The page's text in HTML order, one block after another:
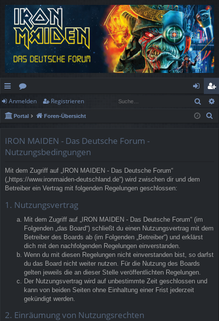
ch
ne
ug
rif
f
or
en
n
m
eg
ist
Anmelden Registrieren
Portal Foren-Übersicht
IRON MAIDEN - Das Deutsche Forum -
Nutzungsbedingungen
Mit dem Zugriff auf „IRON MAIDEN - Das Deutsche Forum“
(„https://www.ironmaiden-deutschland.de“) wird zwischen dir und dem
Betreiber ein Vertrag mit folgenden Regelungen geschlossen:
1. Nutzungsvertrag
Mit dem Zugriff auf „IRON MAIDEN - Das Deutsche Forum“ (im
Folgenden „das Board“) schließt du einen Nutzungsvertrag mit dem
Betreiber des Boards ab (im Folgenden „Betreiber“) und erklärst
dich mit den nachfolgenden Regelungen einverstanden.
Wenn du mit diesen Regelungen nicht einverstanden bist, so darfst
du das Board nicht weiter nutzen. Für die Nutzung des Boards
gelten jeweils die an dieser Stelle veröffentlichten Regelungen.
Der Nutzungsvertrag wird auf unbestimmte Zeit geschlossen und
kann von beiden Seiten ohne Einhaltung einer Frist jederzeit
gekündigt werden.
2. Einräumung von Nutzungsrechten